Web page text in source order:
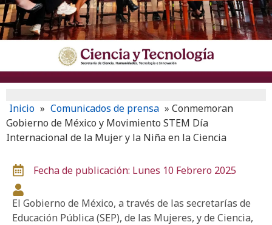
Inicio » Comunicados de prensa » Conmemoran
Gobierno de México y Movimiento STEM Día
Internacional de la Mujer y la Niña en la Ciencia
Fecha de publicación: Lunes 10 Febrero 2025
El Gobierno de México, a través de las secretarías de
Educación Pública (SEP), de las Mujeres, y de Ciencia,